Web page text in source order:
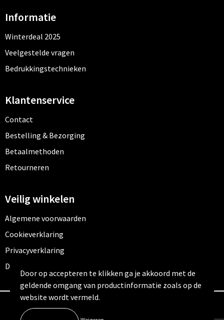
Informatie
Winterdeal 2025
Veelgestelde vragen
Bedrukkingstechnieken
Klantenservice
Contact
Bestelling & Bezorging
Betaalmethoden
Retourneren
Veilig winkelen
Algemene voorwaarden
Cookieverklaring
Privacyverklaring
Disclaimer
© Copyright Outfitters 2026
Door op accepteren te klikken ga je akkoord met de
geldende omgang van productinformatie zoals op de
website wordt vermeld.